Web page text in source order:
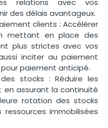
des délais avantageux.
clients : Accélérer
mettant en place des
plus strictes avec vos
inciter au paiement
paiement anticipé.
stocks : Réduire les
en assurant la continuité
rotation des stocks
immobilisées